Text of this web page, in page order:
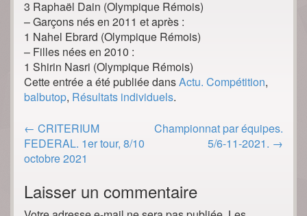
3 Raphaël Dain (Olympique Rémois)
– Garçons nés en 2011 et après :
1 Nahel Ebrard (Olympique Rémois)
– Filles nées en 2010 :
1 Shirin Nasri (Olympique Rémois)
Cette entrée a été publiée dansActu. Compétition,
balbutop, Résultats individuels.
Post
navigation
← CRITERIUM
FEDERAL. 1er tour, 8/10
octobre 2021
Championnat par équipes.
5/6-11-2021. →
Laisser un commentaire